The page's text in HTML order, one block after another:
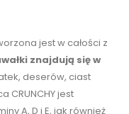
jest w całości z
znajdują się w
deserów, ciast
CRUNCHY jest
A, D i E, jak również